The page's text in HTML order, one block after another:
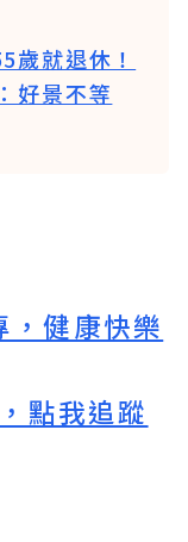
歲就退休！
好景不等
，健康快樂
點我追蹤